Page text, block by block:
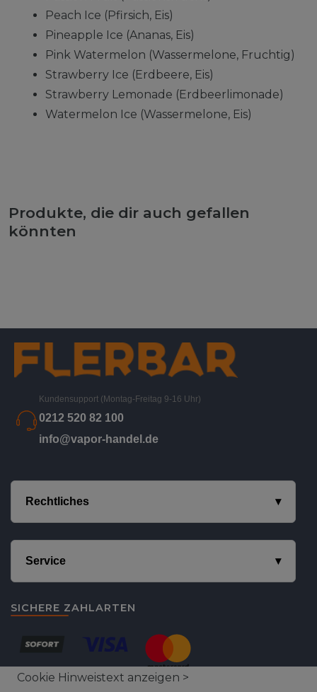
Peach Ice (Pfirsich, Eis)
Pineapple Ice (Ananas, Eis)
Pink Watermelon (Wassermelone, Fruchtig)
Strawberry Ice (Erdbeere, Eis)
Strawberry Lemonade (Erdbeerlimonade)
Watermelon Ice (Wassermelone, Eis)
Produkte, die dir auch gefallen
könnten
Kundensupport (Montag-Freitag 9-16 Uhr)
0212 520 82 100
info@vapor-handel.de
Rechtliches
Service
SICHERE ZAHLARTEN
Cookie Hinweistext anzeigen >